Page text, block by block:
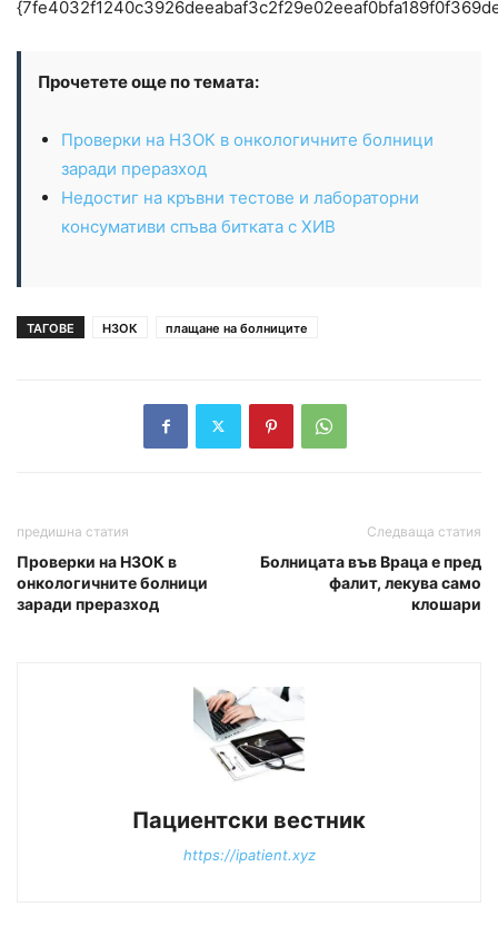
Прочетете още по темата:
Проверки на НЗОК в онкологичните болници
заради преразход
Недостиг на кръвни тестове и лабораторни
консумативи спъва битката с ХИВ
ТАГОВЕ НЗОК плащане на болниците
предишна статия
Проверки на НЗОК в
онкологичните болници
заради преразход
Следваща статия
Болницата във Враца е пред
фалит, лекува само
клошари
Пациентски вестник
https://ipatient.xyz